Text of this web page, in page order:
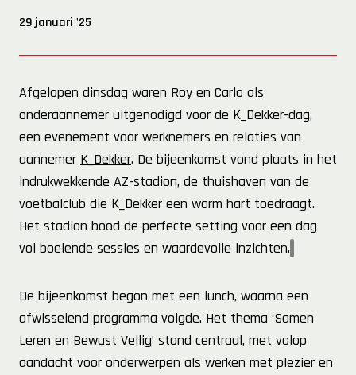
29 januari '25
Afgelopen dinsdag waren Roy en Carlo als
onderaannemer uitgenodigd voor de K_Dekker-dag,
een evenement voor werknemers en relaties van
aannemer K_Dekker. De bijeenkomst vond plaats in het
indrukwekkende AZ-stadion, de thuishaven van de
voetbalclub die K_Dekker een warm hart toedraagt.
Het stadion bood de perfecte setting voor een dag
vol boeiende sessies en waardevolle inzichten.
De bijeenkomst begon met een lunch, waarna een
afwisselend programma volgde. Het thema ‘Samen
Leren en Bewust Veilig’ stond centraal, met volop
aandacht voor onderwerpen als werken met plezier en